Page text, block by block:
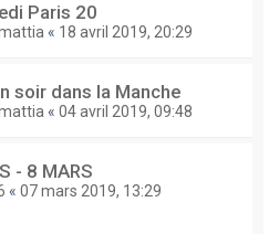
Paris 20
« 18 avril 2019, 20:29
soir dans la Manche
« 04 avril 2019, 09:48
- 8 MARS
« 07 mars 2019, 13:29